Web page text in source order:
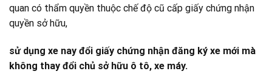
quan có thẩm quyền thuộc chế độ cũ cấp giấy chứng nhận
quyền sở hữu,
sử dụng xe nay đổi giấy chứng nhận đăng ký xe mới mà
không thay đổi chủ sở hữu ô tô, xe máy.